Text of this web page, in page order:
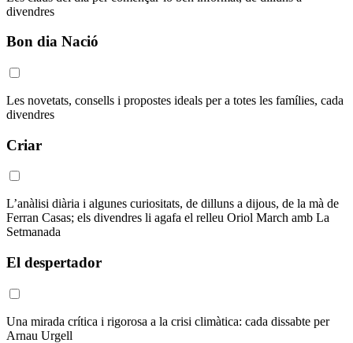
divendres
Bon dia Nació
Les novetats, consells i propostes ideals per a totes les famílies, cada
divendres
Criar
L’anàlisi diària i algunes curiositats, de dilluns a dijous, de la mà de
Ferran Casas; els divendres li agafa el relleu Oriol March amb La
Setmanada
El despertador
Una mirada crítica i rigorosa a la crisi climàtica: cada dissabte per
Arnau Urgell